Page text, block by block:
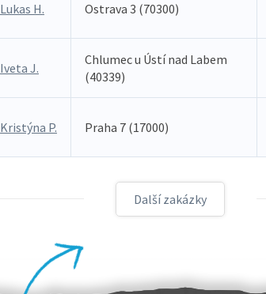
Lukas H. Ostrava 3 (70300)
Iveta J.
Chlumec u Ústí nad Labem
(40339)
Kristýna P. Praha 7 (17000)
Další zakázky